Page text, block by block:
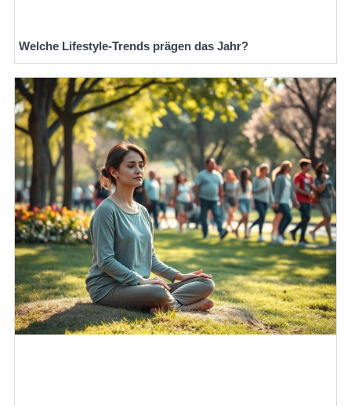
Welche Lifestyle-Trends prägen das Jahr?